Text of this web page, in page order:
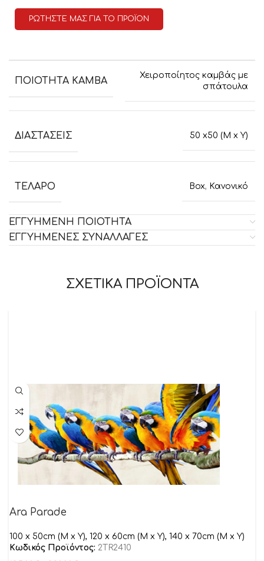
ΡΩΤΗΣΤΕ ΜΑΣ ΓΙΑ ΤΟ ΠΡΟΪΟΝ
ΠΟΙΟΤΗΤΑ ΚΑΜΒΑ
Χειροποίητος καμβάς με
σπάτουλα
ΔΙΑΣΤΑΣΕΙΣ 50 x50 (M x Y)
ΤΕΛΑΡΟ Box, Κανονικό
ΕΓΓΥΗΜΕΝΗ ΠΟΙΟΤΗΤΑ
ΕΓΓΥΗΜΕΝΕΣ ΣΥΝΑΛΛΑΓΕΣ
ΣΧΕΤΙΚΑ ΠΡΟΪΟΝΤΑ
Ara Parade
100 x 50cm (M x Y), 120 x 60cm (M x Y), 140 x 70cm (M x Y)
Κωδικός Προϊόντος: 2TR2410